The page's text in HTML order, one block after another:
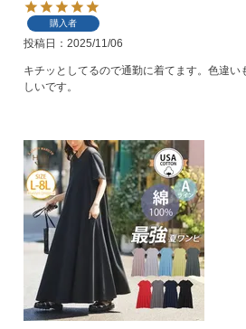
購入者
投稿日 2025/11/06
キチッとしてるので通勤に着てます。色違い
しいです。